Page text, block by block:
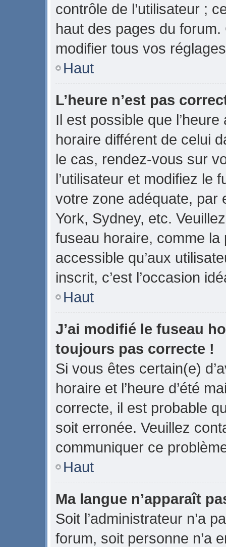
contrôle de l’utilisateur ;
haut des pages du
modifier tous vos
Haut
L’heure n’est pas
Il est possible que
horaire différent de celui
le cas, rendez-vous sur
l’utilisateur et modifiez le
votre zone adéquate, par
York, Sydney, etc.
fuseau horaire, comme la
accessible qu’aux
inscrit, c’est l’occasion
Haut
J’ai modifié le fuseau
toujours pas correcte !
Si vous êtes certain(e)
horaire et l’heure d’été
correcte, il est probable
soit erronée. Veuillez
communiquer ce
Haut
Ma langue n’apparaît
Soit l’administrateur n’a
forum, soit personne n’a